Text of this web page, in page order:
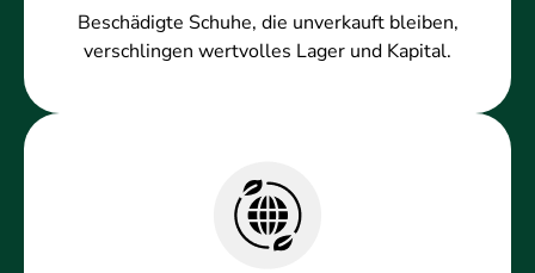
Beschädigte Schuhe, die unverkauft bleiben,
verschlingen wertvolles Lager und Kapital.